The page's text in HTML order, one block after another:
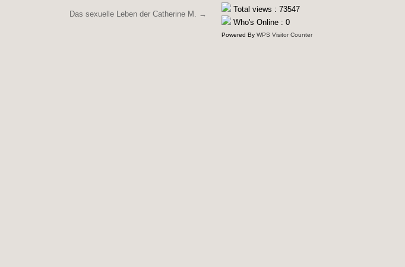
Das sexuelle Leben der Catherine M. →
Total views : 73547
Who's Online : 0
Powered By WPS Visitor Counter